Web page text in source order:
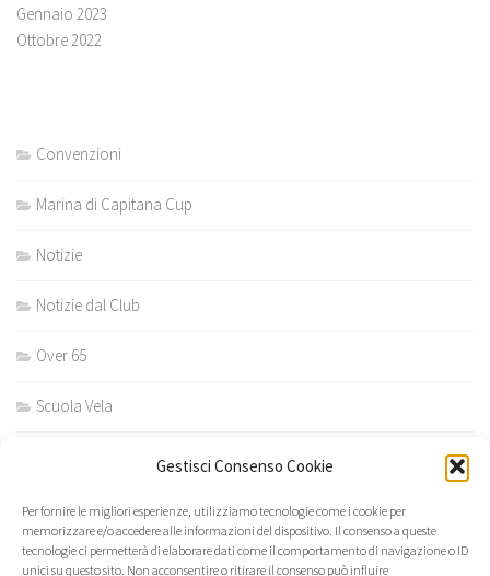
Gestisci Consenso Cookie
Per fornire le migliori esperienze, utilizziamo tecnologie come i cookie per
memorizzare e/o accedere alle informazioni del dispositivo. Il consenso a queste
tecnologie ci permetterà di elaborare dati come il comportamento di navigazione o ID
unici su questo sito. Non acconsentire o ritirare il consenso può influire
Gennaio 2023
Ottobre 2022
Convenzioni
Marina di Capitana Cup
Notizie
Notizie dal Club
Over 65
Scuola Vela
Scuola vela invernale